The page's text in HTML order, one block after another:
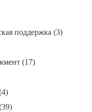
поддержка (3)
(17)